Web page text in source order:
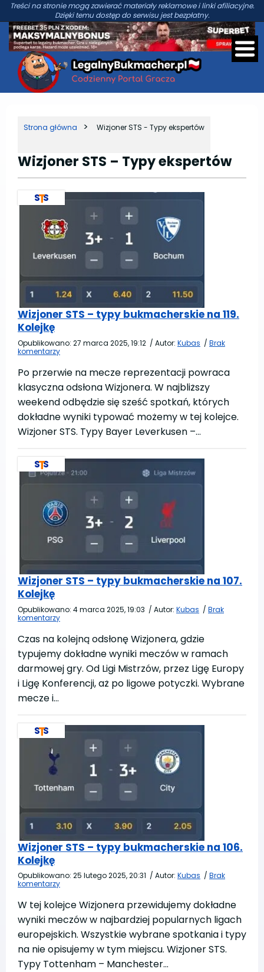
Treści na stronie mogą zawierać materiały reklamowe i linki afiliacyjne.
Dzięki temu dostęp do serwisu jest bezpłatny.
Strona główna Wizjoner STS - Typy ekspertów
Wizjoner STS – Typy ekspertów
Wizjoner STS – typy bukmacherskie na 119.
Kolejkę
Opublikowano: 27 marca 2025, 19:12 / Autor: Kubas / Brak
komentarzy
Po przerwie na mecze reprezentacji powraca
klasyczna odsłona Wizjonera. W najbliższy
weekend odbędzie się sześć spotkań, których
dokładne wyniki typować możemy w tej kolejce.
Wizjoner STS. Typy Bayer Leverkusen –…
Wizjoner STS – typy bukmacherskie na 107.
Kolejkę
Opublikowano: 4 marca 2025, 19:03 / Autor: Kubas / Brak
komentarzy
Czas na kolejną odsłonę Wizjonera, gdzie
typujemy dokładne wyniki meczów w ramach
darmowej gry. Od Ligi Mistrzów, przez Ligę Europy
i Ligę Konferencji, aż po ligowe potyczki. Wybrane
mecze i…
Wizjoner STS – typy bukmacherskie na 106.
Kolejkę
Opublikowano: 25 lutego 2025, 20:31 / Autor: Kubas / Brak
komentarzy
W tej kolejce Wizjonera przewidujemy dokładne
wyniki meczów w najbardziej popularnych ligach
europejskich. Wszystkie wybrane spotkania i typy
na nie opisujemy w tym miejscu. Wizjoner STS.
Typy Tottenham – Manchester…